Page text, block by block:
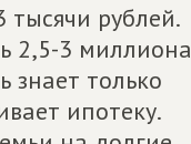
тысячи рублей.
2,5-3 миллиона
знает только
ипотеку.